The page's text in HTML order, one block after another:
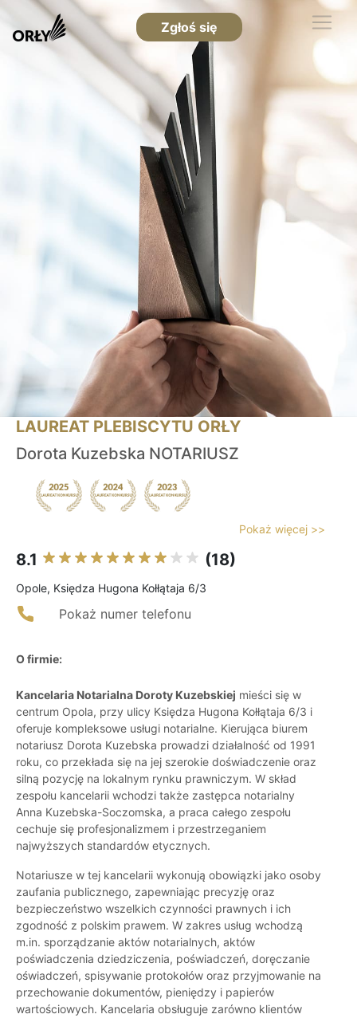
Zgłoś się
LAUREAT PLEBISCYTU ORŁY
Dorota Kuzebska NOTARIUSZ
Pokaż więcej >>
8.1 (18)
Opole, Księdza Hugona Kołłątaja 6/3
Pokaż numer telefonu
O firmie:
Kancelaria Notarialna Doroty Kuzebskiej mieści się w
centrum Opola, przy ulicy Księdza Hugona Kołłątaja 6/3 i
oferuje kompleksowe usługi notarialne. Kierująca biurem
notariusz Dorota Kuzebska prowadzi działalność od 1991
roku, co przekłada się na jej szerokie doświadczenie oraz
silną pozycję na lokalnym rynku prawniczym. W skład
zespołu kancelarii wchodzi także zastępca notarialny
Anna Kuzebska-Soczomska, a praca całego zespołu
cechuje się profesjonalizmem i przestrzeganiem
najwyższych standardów etycznych.
Notariusze w tej kancelarii wykonują obowiązki jako osoby
zaufania publicznego, zapewniając precyzję oraz
bezpieczeństwo wszelkich czynności prawnych i ich
zgodność z polskim prawem. W zakres usług wchodzą
m.in. sporządzanie aktów notarialnych, aktów
poświadczenia dziedziczenia, poświadczeń, doręczanie
oświadczeń, spisywanie protokołów oraz przyjmowanie na
przechowanie dokumentów, pieniędzy i papierów
wartościowych. Kancelaria obsługuje zarówno klientów